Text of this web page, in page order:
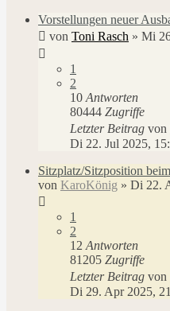
Vorstellungen neuer
von Toni Rasch » Mi
1
2
10 Antworten
80444 Zugriffe
Letzter Beitrag von
Di 22. Jul 2025,
Sitzplatz/Sitzposition
von KaroKönig » Di 22.
1
2
12 Antworten
81205 Zugriffe
Letzter Beitrag von
Di 29. Apr 2025,